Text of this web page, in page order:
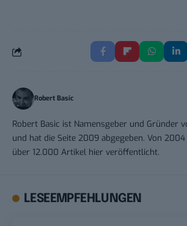
Robert Basic
Robert Basic ist Namensgeber und Gründer
und hat die Seite 2009 abgegeben. Von
über 12.000 Artikel hier veröffentlicht.
LESEEMPFEHLUNGEN